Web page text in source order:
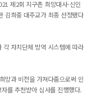
제2회 지구촌 희망대사-신인
김희중 대주교가 최종 선정됐다
자치단체 방역 시스템에 따라
망과 비전을 가져다줌으로써 인
를 추천받아 심사를 진행했다.